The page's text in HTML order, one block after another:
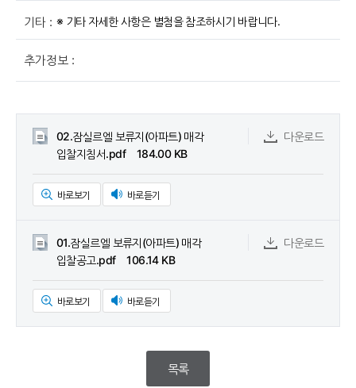
기타 : ※ 기타 자세한 사항은 별첨을 참조하시기 바랍니다.
추가정보 :
02.잠실르엘 보류지(아파트) 매각
입찰지침서.pdf 184.00 KB
다운로드
바로보기 바로듣기
01.잠실르엘 보류지(아파트) 매각
입찰공고.pdf 106.14 KB
다운로드
바로보기 바로듣기
목록